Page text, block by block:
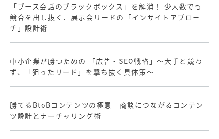
「ブース会話のブラックボックス」を解消！ 少人数でも
競合を出し抜く、展示会リードの「インサイトアプロー
チ」設計術
中小企業が勝つための 「広告・SEO戦略」～大手と競わ
ず、「狙ったリード」を撃ち抜く具体策～
勝てるBtoBコンテンツの極意 商談につながるコンテン
ツ設計とナーチャリング術